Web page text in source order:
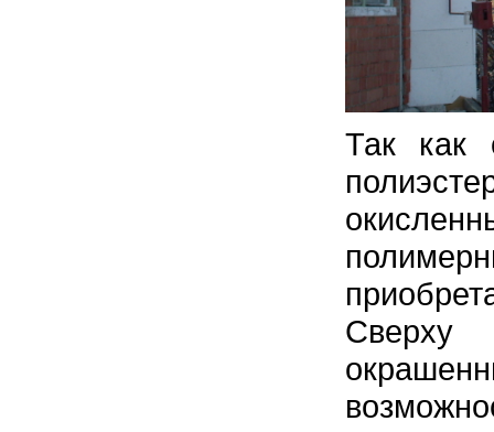
Так как
Сверху